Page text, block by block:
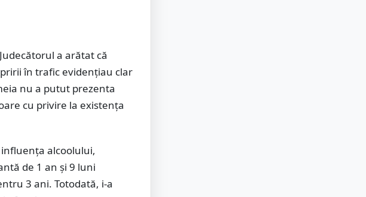
a arătat că
în trafic evidențiau clar
nu a putut prezenta
cu privire la existența
alcoolului,
de 1 an și 9 luni
3 ani. Totodată, i-a